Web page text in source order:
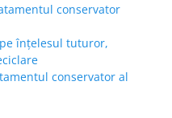
conservator
înțelesul tuturor,
conservator al